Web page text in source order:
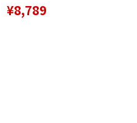
¥8,789